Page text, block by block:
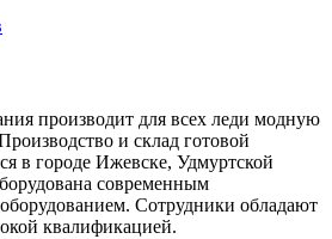
производит для всех леди модную
и склад готовой
в городе Ижевске, Удмуртской
современным
Сотрудники обладают
квалификацией.